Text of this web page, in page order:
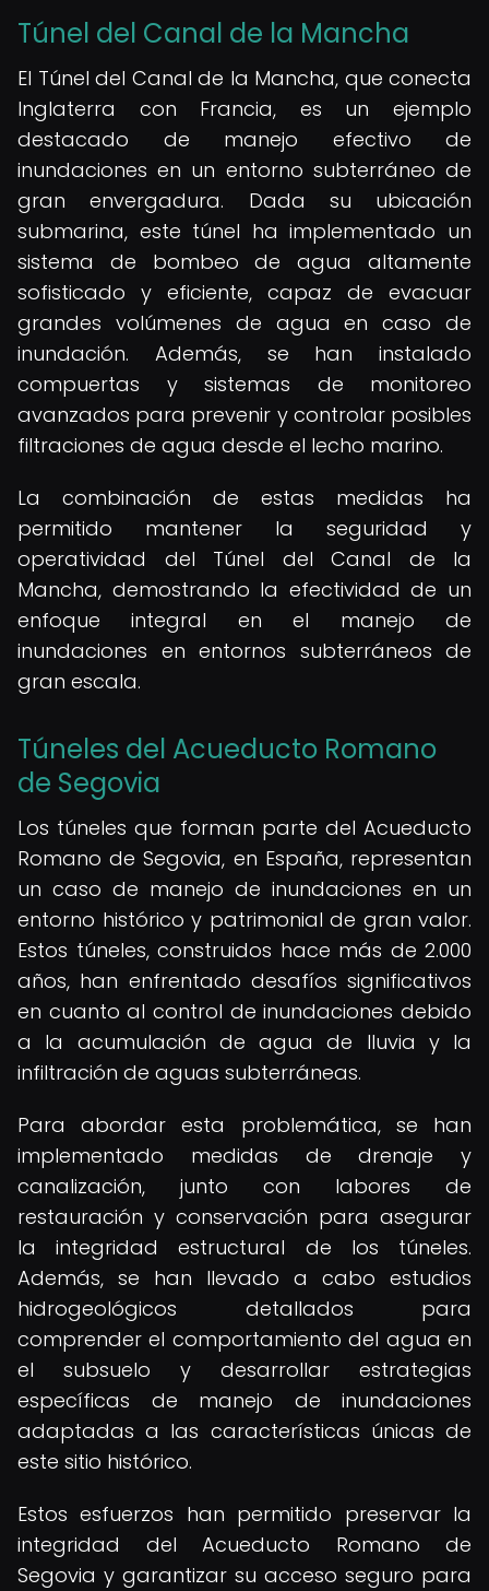
Túnel del Canal de la Mancha
El Túnel del Canal de la Mancha, que conecta
Inglaterra con Francia, es un ejemplo
destacado de manejo efectivo de
inundaciones en un entorno subterráneo de
gran envergadura. Dada su ubicación
submarina, este túnel ha implementado un
sistema de bombeo de agua altamente
sofisticado y eficiente, capaz de evacuar
grandes volúmenes de agua en caso de
inundación. Además, se han instalado
compuertas y sistemas de monitoreo
avanzados para prevenir y controlar posibles
filtraciones de agua desde el lecho marino.
La combinación de estas medidas ha
permitido mantener la seguridad y
operatividad del Túnel del Canal de la
Mancha, demostrando la efectividad de un
enfoque integral en el manejo de
inundaciones en entornos subterráneos de
gran escala.
Túneles del Acueducto Romano
de Segovia
Los túneles que forman parte del Acueducto
Romano de Segovia, en España, representan
un caso de manejo de inundaciones en un
entorno histórico y patrimonial de gran valor.
Estos túneles, construidos hace más de 2.000
años, han enfrentado desafíos significativos
en cuanto al control de inundaciones debido
a la acumulación de agua de lluvia y la
infiltración de aguas subterráneas.
Para abordar esta problemática, se han
implementado medidas de drenaje y
canalización, junto con labores de
restauración y conservación para asegurar
la integridad estructural de los túneles.
Además, se han llevado a cabo estudios
hidrogeológicos detallados para
comprender el comportamiento del agua en
el subsuelo y desarrollar estrategias
específicas de manejo de inundaciones
adaptadas a las características únicas de
este sitio histórico.
Estos esfuerzos han permitido preservar la
integridad del Acueducto Romano de
Segovia y garantizar su acceso seguro para